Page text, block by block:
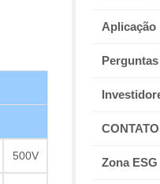
500V
Aplicação
CONTATO
Zona ESG